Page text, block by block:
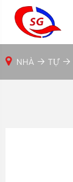
NHÀ TỰ